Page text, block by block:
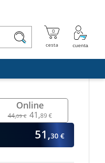

Online
44,09 € 41,89 €
51,30 €